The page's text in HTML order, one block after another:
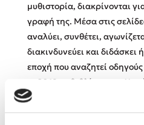
Κώστας
μυθιστορία, διακρίνονται
γραφή της. Μέσα στις
αναλύει, συνθέτει,
διακινδυνεύει και διδάσκει
εποχή που αναζητεί
το 2018 τα βιβλία της το
άκρη του Βράχου και
από τις εκδόσεις Διόπτρα.